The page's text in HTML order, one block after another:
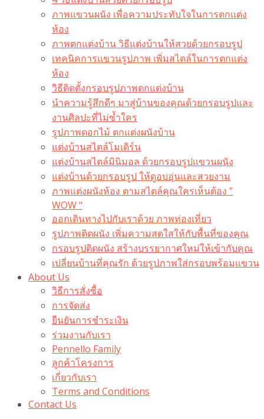
ภาพแขวนผนัง เพื่อความประทับใจในการตกแต่ง
ห้อง
ภาพตกแต่งบ้าน วิธีแต่งบ้านให้สวยด้วยกรอบรูป
เทคนิคการแขวนรูปภาพ เพิ่มสไตล์ในการตกแต่ง
ห้อง
วิธีติดตั้งกรอบรูปภาพตกแต่งบ้าน
นำความรู้สึกดีๆ มาสู่บ้านของคุณด้วยกรอบรูปและ
งานศิลปะที่ไม่ซ้ำใคร
รูปภาพดอกไม้ ตกแต่งผนังบ้าน
แต่งบ้านสไตล์โมเดิร์น
แต่งบ้านสไตล์มินิมอล ด้วยกรอบรูปแขวนผนัง
แต่งบ้านด้วยกรอบรูป ให้ดูอบอุ่นและสวยงาม
ภาพแต่งผนังห้อง ตามสไตล์คุณใครเห็นต้อง ”
WOW “
ออกเดินทางไปกับเราด้วย ภาพท่องเที่ยว
รูปภาพติดผนัง เพิ่มความสดใสให้กับพื้นที่ของคุณ
กรอบรูปติดผนัง สร้างบรรยากาศใหม่ให้เข้ากับคุณ
เปลี่ยนบ้านที่คุณรัก ด้วยรูปภาพใส่กรอบพร้อมแขวน​
About Us
วิธีการสั่งซื้อ
การจัดส่ง
ยืนยันการชำระเงิน
ร่วมงานกับเรา
Pennello Family
ลูกค้าโครงการ
เกี่ยวกับเรา
Terms and Conditions
Contact Us